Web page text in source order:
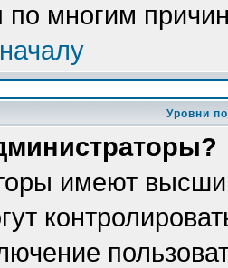
по многим
Уровни
имеют